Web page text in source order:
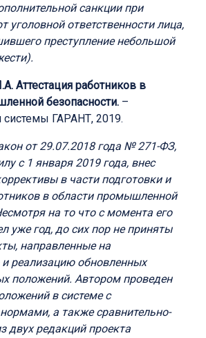
санкции при
уголовной ответственности лица,
преступление небольшой
Аттестация работников в
безопасности. –
системы ГАРАНТ, 2019.
от 29.07.2018 года № 271-ФЗ,
с 1 января 2019 года, внес
в части подготовки и
в области промышленной
на то что с момента его
уже год, до сих пор не приняты
направленные на
реализацию обновленных
положений. Автором проведен
в системе с
а также сравнительно-
двух редакций проекта